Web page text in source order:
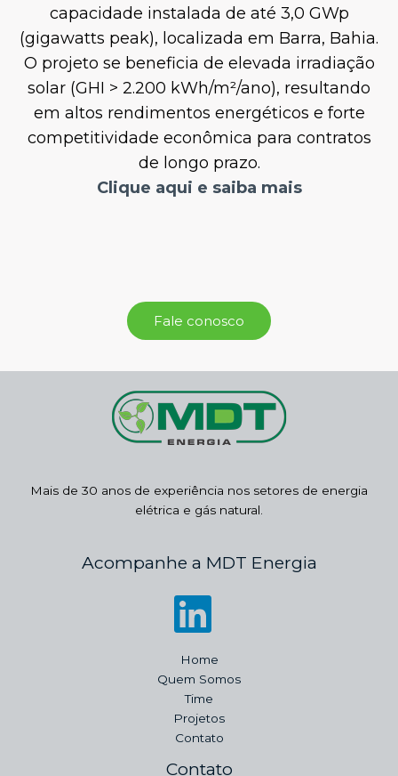
capacidade instalada de até 3,0 GWp
(gigawatts peak), localizada em Barra, Bahia.
O projeto se beneficia de elevada irradiação
solar (GHI > 2.200 kWh/m²/ano), resultando
em altos rendimentos energéticos e forte
competitividade econômica para contratos
de longo prazo.
Clique aqui e saiba mais
Fale conosco
Mais de 30 anos de experiência nos setores de energia
elétrica e gás natural.
Acompanhe a MDT Energia
Home
Quem Somos
Time
Projetos
Contato
Contato